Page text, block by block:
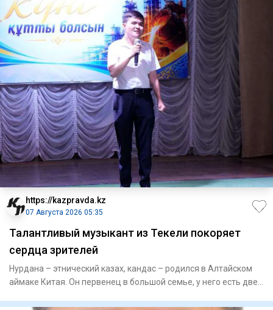
https://kazpravda.kz
07 Августа 2026 05:35
Талантливый музыкант из Текели покоряет
сердца зрителей
Нурдана – этнический казах, кандас – родился в Алтайском
аймаке Китая. Он первенец в большой семье, у него есть две